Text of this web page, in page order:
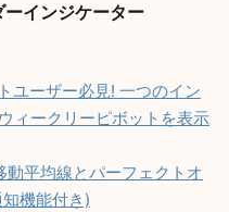
インジケーター
ユーザー必見! 一つのイン
ィークリーピボットを表示
動平均線とパーフェクトオ
機能付き)